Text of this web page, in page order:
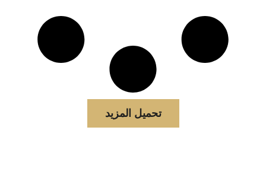
تحميل المزيد